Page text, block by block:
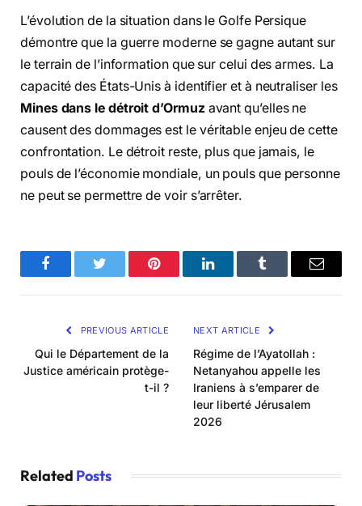
L’évolution de la situation dans le Golfe Persique
démontre que la guerre moderne se gagne autant sur
le terrain de l’information que sur celui des armes. La
capacité des États-Unis à identifier et à neutraliser les
Mines dans le détroit d’Ormuzavant qu’elles ne
causent des dommages est le véritable enjeu de cette
confrontation. Le détroit reste, plus que jamais, le
pouls de l’économie mondiale, un pouls que personne
ne peut se permettre de voir s’arrêter.
FacebookTwitter Pinterest LinkedInTumblr Email
PREVIOUS ARTICLE
Qui le Département de la
Justice américain protège-
t-il ?
NEXT ARTICLE
Régime de l’Ayatollah :
Netanyahou appelle les
Iraniens à s’emparer de
leur liberté Jérusalem
2026
Related Posts